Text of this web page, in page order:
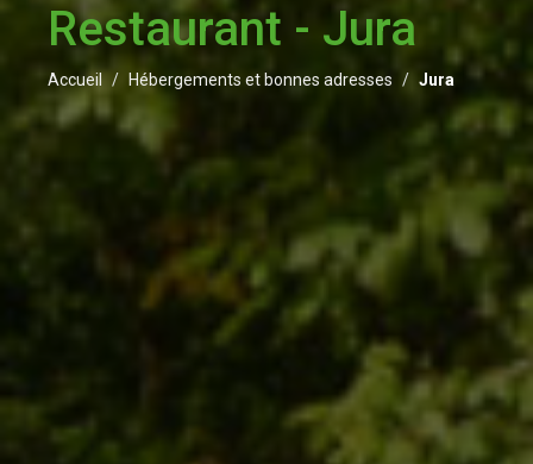
Restaurant - Jura
Accueil Hébergements et bonnes adresses Jura